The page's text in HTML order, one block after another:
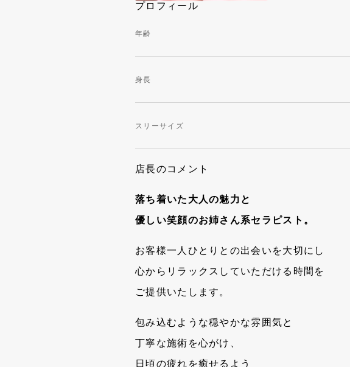
プロフィール
年齢
身長
スリーサイズ
店長のコメント
落ち着いた大人の魅力と
優しい笑顔のお姉さん系セラピスト。
お客様一人ひとりとの出会いを大切にし
心からリラックスしていただける時間を
ご提供いたします。
包み込むような穏やかな雰囲気と
丁寧な施術を心がけ、
日頃の疲れを癒せるよう